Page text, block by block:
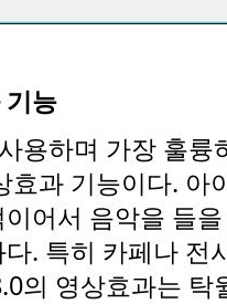
기능
사용하며 가장 훌륭
효과 기능이다. 아
어서 음악을 들을
다. 특히 카페나 전
의 영상효과는 탁